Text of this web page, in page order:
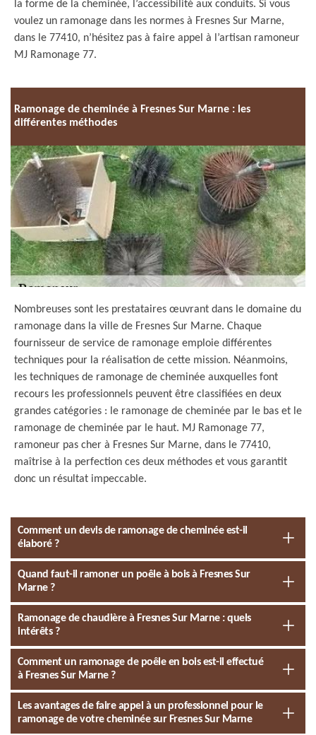
la forme de la cheminée, l’accessibilité aux conduits. Si vous
voulez un ramonage dans les normes à Fresnes Sur Marne,
dans le 77410, n’hésitez pas à faire appel à l’artisan ramoneur
MJ Ramonage 77.
Ramonage de cheminée à Fresnes Sur Marne : les
différentes méthodes
Nombreuses sont les prestataires œuvrant dans le domaine du
ramonage dans la ville de Fresnes Sur Marne. Chaque
fournisseur de service de ramonage emploie différentes
techniques pour la réalisation de cette mission. Néanmoins,
les techniques de ramonage de cheminée auxquelles font
recours les professionnels peuvent être classifiées en deux
grandes catégories : le ramonage de cheminée par le bas et le
ramonage de cheminée par le haut. MJ Ramonage 77,
ramoneur pas cher à Fresnes Sur Marne, dans le 77410,
maîtrise à la perfection ces deux méthodes et vous garantit
donc un résultat impeccable.
Comment un devis de ramonage de cheminée est-il
élaboré ?
Quand faut-il ramoner un poêle à bois à Fresnes Sur
Marne ?
Ramonage de chaudière à Fresnes Sur Marne : quels
intérêts ?
Comment un ramonage de poêle en bois est-il effectué
à Fresnes Sur Marne ?
Les avantages de faire appel à un professionnel pour le
ramonage de votre cheminée sur Fresnes Sur Marne